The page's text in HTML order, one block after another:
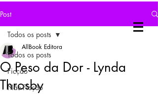
Post
Todos os posts
Ficção
Não-Ficção
Todos os posts
O Peso da Dor - Lynda
Throsby
AllBook Editora